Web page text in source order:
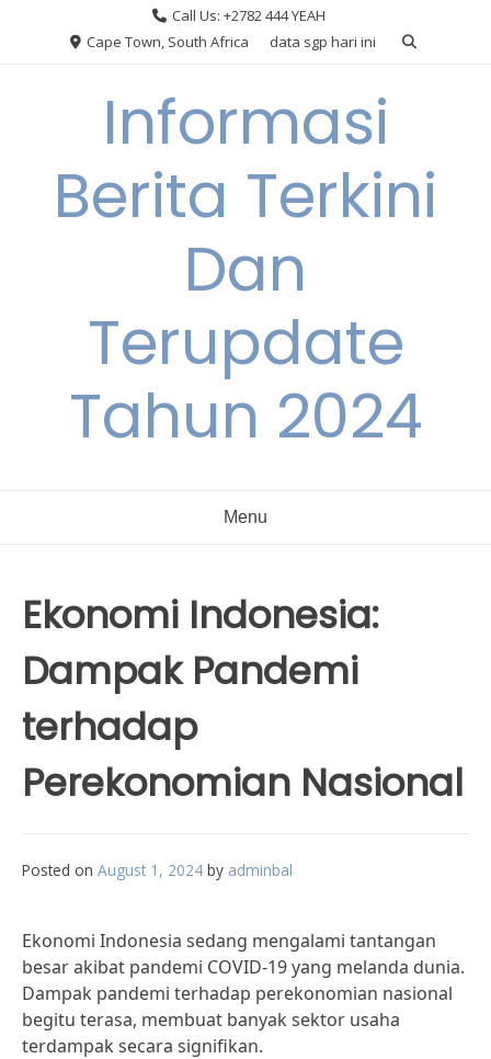
Call Us: +2782 444 YEAH
Cape Town, South Africa
data sgp hari ini
Informasi
Berita Terkini
Dan
Terupdate
Tahun 2024
Menu
Ekonomi Indonesia:
Dampak Pandemi
terhadap
Perekonomian Nasional
Posted on August 1, 2024 by adminbal
Ekonomi Indonesia sedang mengalami tantangan
besar akibat pandemi COVID-19 yang melanda dunia.
Dampak pandemi terhadap perekonomian nasional
begitu terasa, membuat banyak sektor usaha
terdampak secara signifikan.